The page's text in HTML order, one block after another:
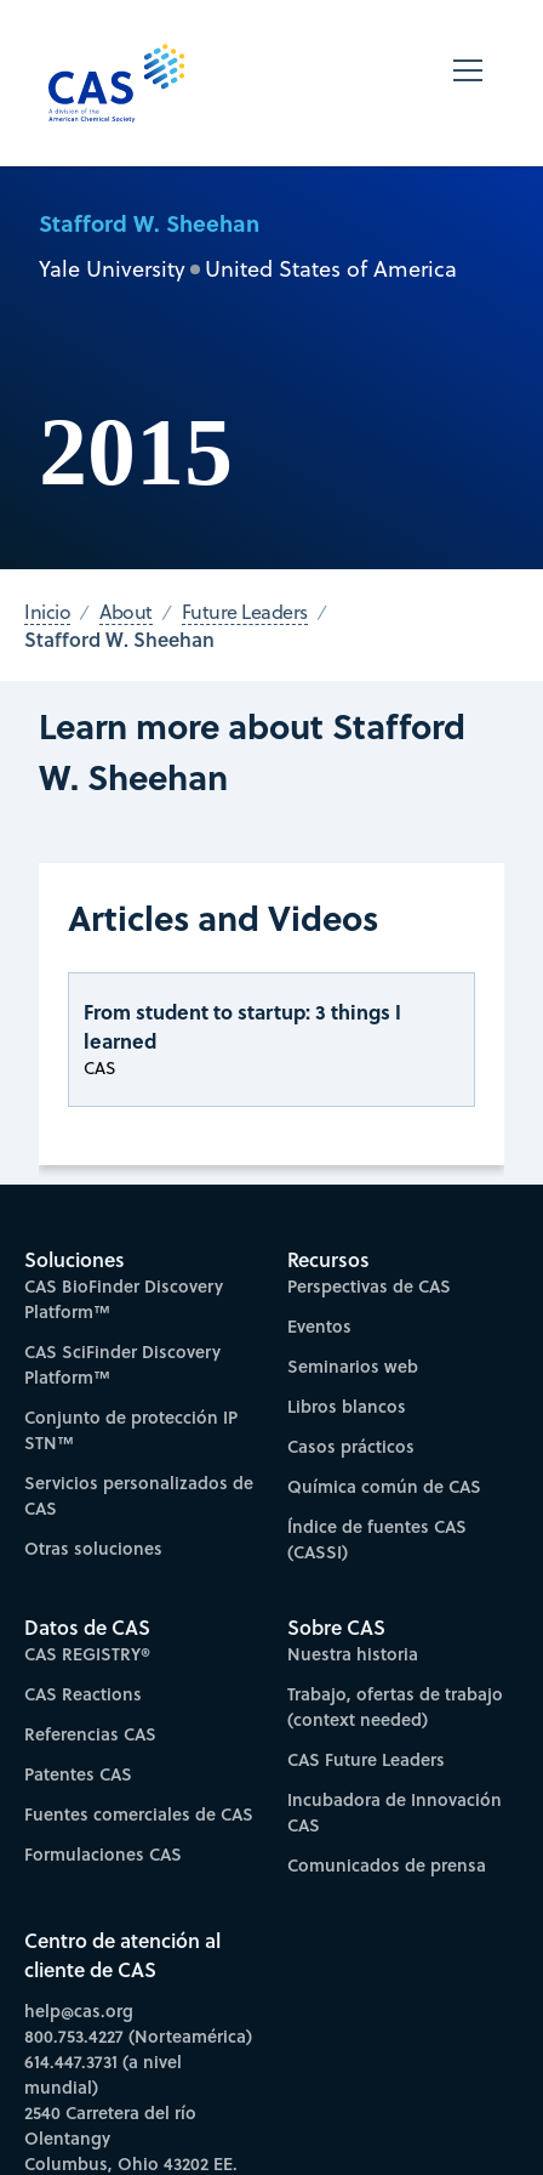
Stafford W. Sheehan
Yale University United States of America
2015
Inicio About Future Leaders
Stafford W. Sheehan
Learn more about Stafford
W. Sheehan
Articles and Videos
From student to startup: 3 things I
learned
CAS
Soluciones
CAS BioFinder Discovery
Platform™
CAS SciFinder Discovery
Platform™
Conjunto de protección IP
STN™
Servicios personalizados de
CAS
Otras soluciones
Recursos
Perspectivas de CAS
Eventos
Seminarios web
Libros blancos
Casos prácticos
Química común de CAS
Índice de fuentes CAS
(CASSI)
Datos de CAS
CAS REGISTRY®
CAS Reactions
Referencias CAS
Patentes CAS
Fuentes comerciales de CAS
Formulaciones CAS
Sobre CAS
Nuestra historia
Trabajo, ofertas de trabajo
(context needed)
CAS Future Leaders
Incubadora de Innovación
CAS
Comunicados de prensa
Centro de atención al
cliente de CAS
help@cas.org
800.753.4227 (Norteamérica)
614.447.3731 (a nivel
mundial)
2540 Carretera del río
Olentangy
Columbus, Ohio 43202 EE.